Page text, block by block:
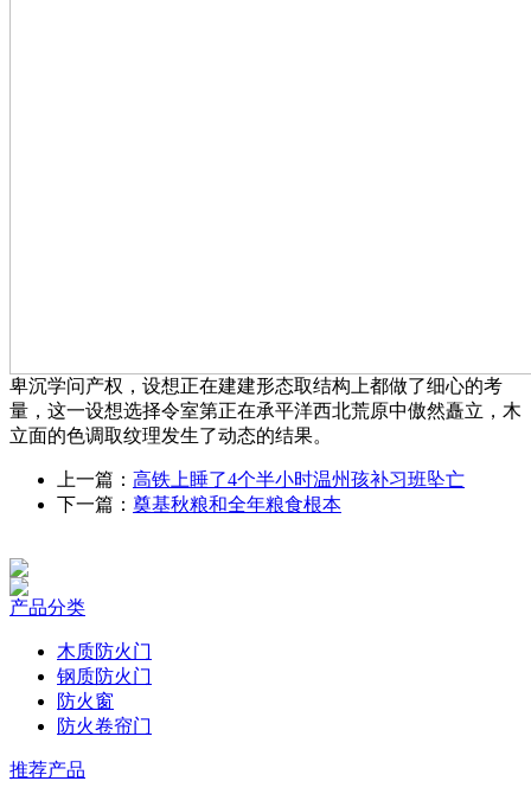
卑沉学问产权，设想正在建建形态取结构上都做了细心的考
量，这一设想选择令室第正在承平洋西北荒原中傲然矗立，木
立面的色调取纹理发生了动态的结果。
上一篇： 高铁上睡了4个半小时温州孩补习班坠亡
下一篇： 奠基秋粮和全年粮食根本
产品分类
木质防火门
钢质防火门
防火窗
防火卷帘门
推荐产品